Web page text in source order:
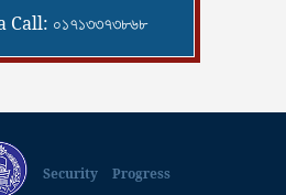
Call: ০১৭১৩৩৭৩৮৬৮
Security Progress